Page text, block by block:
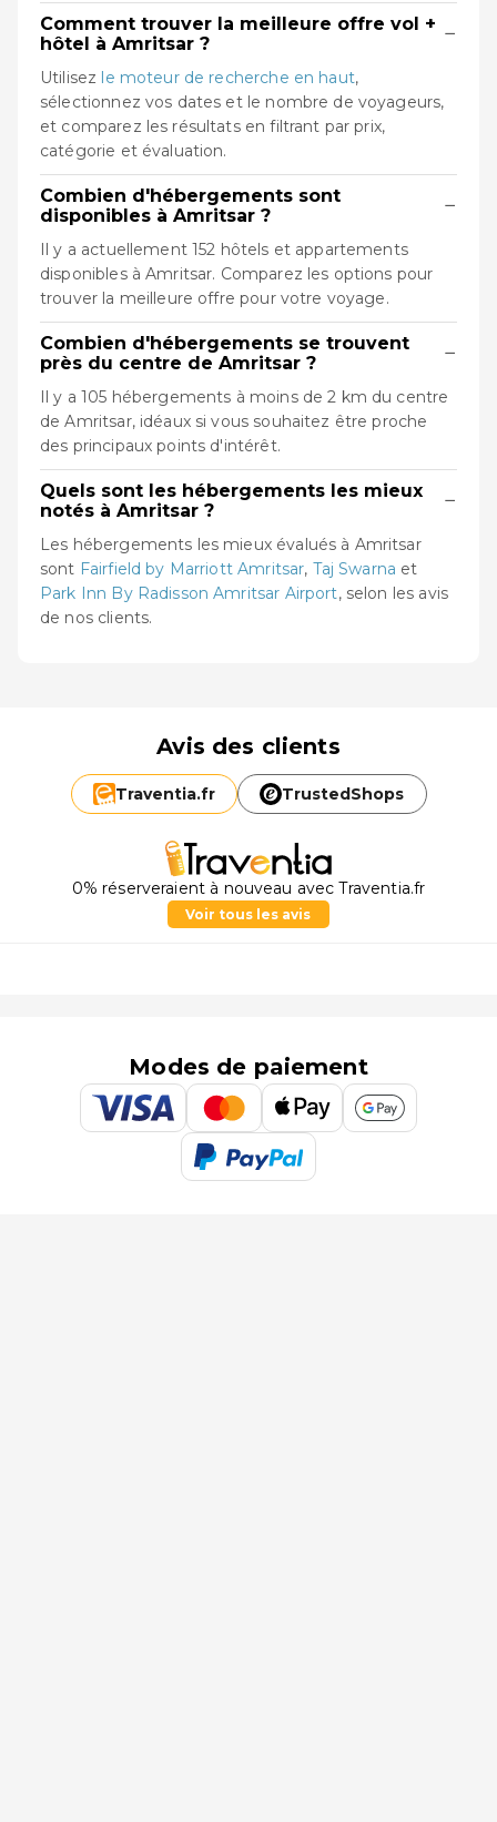
Comment trouver la meilleure offre vol +
hôtel à Amritsar ?
−
Utilisez le moteur de recherche en haut,
sélectionnez vos dates et le nombre de voyageurs,
et comparez les résultats en filtrant par prix,
catégorie et évaluation.
Combien d'hébergements sont
disponibles à Amritsar ?
−
Il y a actuellement 152 hôtels et appartements
disponibles à Amritsar. Comparez les options pour
trouver la meilleure offre pour votre voyage.
Combien d'hébergements se trouvent
près du centre de Amritsar ?
−
Il y a 105 hébergements à moins de 2 km du centre
de Amritsar, idéaux si vous souhaitez être proche
des principaux points d'intérêt.
Quels sont les hébergements les mieux
notés à Amritsar ?
−
Les hébergements les mieux évalués à Amritsar
sont Fairfield by Marriott Amritsar, Taj Swarna et
Park Inn By Radisson Amritsar Airport, selon les avis
de nos clients.
Avis des clients
Traventia.fr TrustedShops
0% réserveraient à nouveau avec Traventia.fr
Voir tous les avis
Modes de paiement